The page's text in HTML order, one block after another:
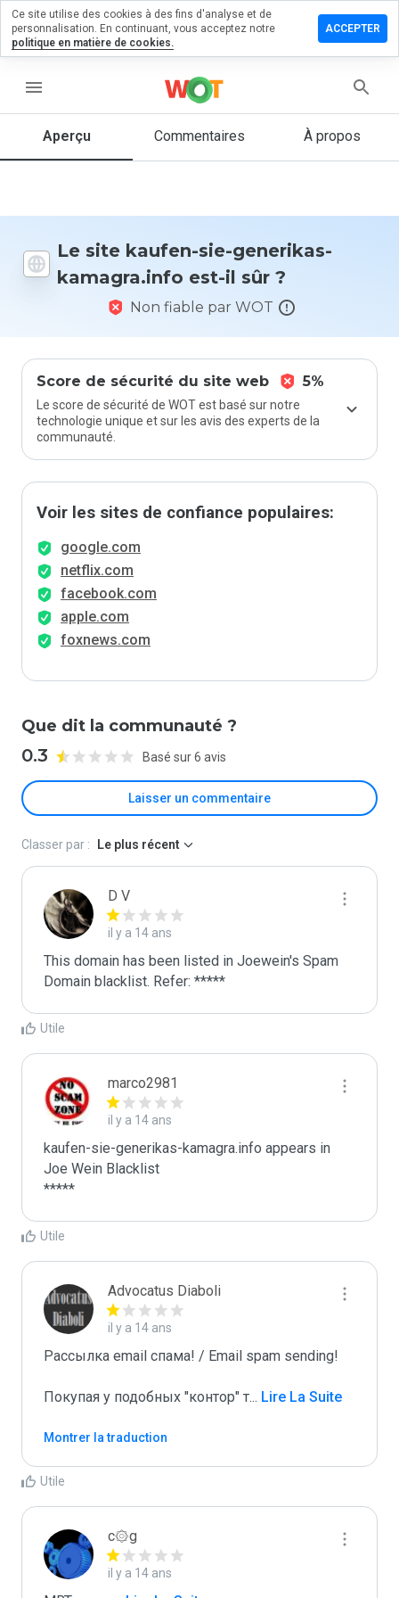
menu
Aperçu Commentaires À propos
Le site kaufen-sie-generikas-
kamagra.info est-il sûr ?
Non fiable par WOT
Score de sécurité du site web 5%
Le score de sécurité de WOT est basé sur notre
technologie unique et sur les avis des experts de la
communauté.
Voir les sites de confiance populaires:
google.com
netflix.com
facebook.com
apple.com
foxnews.com
Que dit la communauté ?
0.3 Basé sur 6 avis
Laisser un commentaire
un
Quelle
donneriez-
vous à ce
Classer par : Le plus récent
D V
il y a 14 ans
This domain has been listed in Joewein's Spam
Domain blacklist. Refer: *****
Utile
marco2981
il y a 14 ans
kaufen-sie-generikas-kamagra.info appears in
Joe Wein Blacklist
*****
Utile
Advocatus Diaboli
il y a 14 ans
Рассылка email спама! / Email spam sending!
Покупая у подобных "контор" т... Lire La Suite
Montrer la traduction
Utile
c۞g
il y a 14 ans
Ce site utilise des cookies à des fins d'analyse et de
personnalisation. En continuant, vous acceptez notre
politique en matière de cookies.
ACCEPTER